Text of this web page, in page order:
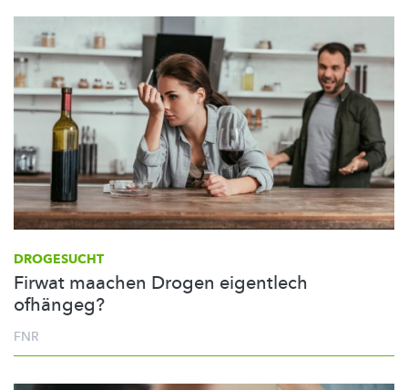
DROGESUCHT
Firwat maachen Drogen eigentlech
ofhängeg?
FNR